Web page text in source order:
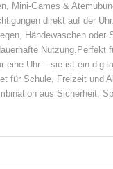
Mini-Games &
direkt auf der Uhr.
Händewaschen oder
Nutzung.Perfekt
Uhr – sie ist ein
für Schule, Freizeit und
aus Sicherheit,